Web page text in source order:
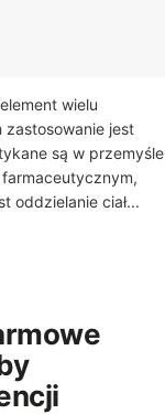
wielu
zastosowanie jest
są w przemyśle
oddzielanie ciał...